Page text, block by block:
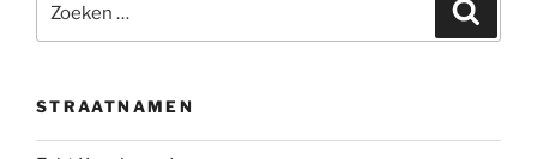
naar:
STRAATNAMEN